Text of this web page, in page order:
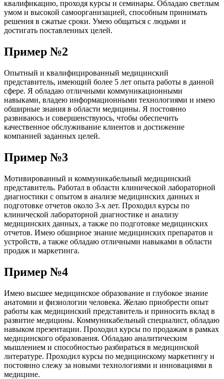
квалификацию, проходя курсы и семинары. Обладаю светлым
умом и высокой самоорганизацией, способным принимать
решения в сжатые сроки. Умею общаться с людьми и
достигать поставленных целей.
Пример №2
Опытный и квалифицированный медицинский
представитель, имеющий более 5 лет опыта работы в данной
сфере. Я обладаю отличными коммуникационными
навыками, владею информационными технологиями и имею
обширные знания в области медицины. Я постоянно
развиваюсь и совершенствуюсь, чтобы обеспечить
качественное обслуживание клиентов и достижение
компанией заданных целей.
Пример №3
Мотивированный и коммуникабельный медицинский
представитель. Работал в области клинической лабораторной
диагностики с опытом в анализе медицинских данных и
подготовке отчетов около 3-х лет. Проходил курсы по
клинической лабораторной диагностике и анализу
медицинских данных, а также по подготовке медицинских
отчетов. Имею обширное знание медицинских препаратов и
устройств, а также обладаю отличными навыками в области
продаж и маркетинга.
Пример №4
Имею высшее медицинское образование и глубокое знание
анатомии и физиологии человека. Желаю приобрести опыт
работы как медицинский представитель и приносить вклад в
развитие медицины. Коммуникабельный специалист, обладаю
навыком презентации. Проходил курсы по продажам в рамках
медицинского образования. Обладаю аналитическим
мышлением и способностью разбираться в медицинской
литературе. Проходил курсы по медицинскому маркетингу и
постоянно слежу за новыми технологиями и инновациями в
медицине.